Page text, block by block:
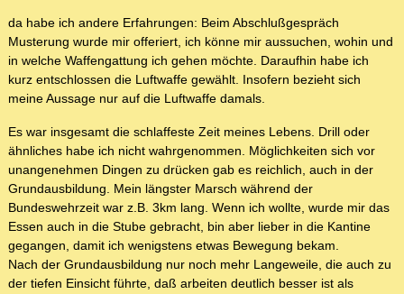
da habe ich andere Erfahrungen: Beim Abschlußgespräch
Musterung wurde mir offeriert, ich könne mir aussuchen, wohin und
in welche Waffengattung ich gehen möchte. Daraufhin habe ich
kurz entschlossen die Luftwaffe gewählt. Insofern bezieht sich
meine Aussage nur auf die Luftwaffe damals.
Es war insgesamt die schlaffeste Zeit meines Lebens. Drill oder
ähnliches habe ich nicht wahrgenommen. Möglichkeiten sich vor
unangenehmen Dingen zu drücken gab es reichlich, auch in der
Grundausbildung. Mein längster Marsch während der
Bundeswehrzeit war z.B. 3km lang. Wenn ich wollte, wurde mir das
Essen auch in die Stube gebracht, bin aber lieber in die Kantine
gegangen, damit ich wenigstens etwas Bewegung bekam.
Nach der Grundausbildung nur noch mehr Langeweile, die auch zu
der tiefen Einsicht führte, daß arbeiten deutlich besser ist als